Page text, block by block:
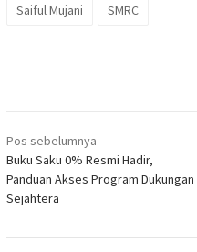
Saiful Mujani
SMRC
Navigasi
pos
Pos sebelumnya
Buku Saku 0% Resmi Hadir,
Panduan Akses Program Dukungan
Sejahtera